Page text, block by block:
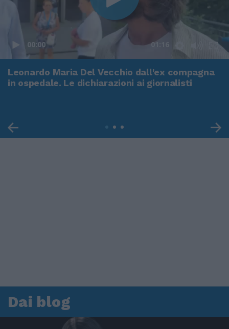
00:00 01:16
Leonardo Maria Del Vecchio dall'ex compagna
in ospedale. Le dichiarazioni ai giornalisti
Dai blog